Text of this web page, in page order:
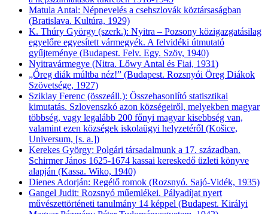
Matula Antal: Népnevelés a csehszlovák köztársaságban
(Bratislava. Kultúra, 1929)
K. Thúry György (szerk.): Nyitra – Pozsony közigazgatásilag
egyelőre egyesített vármegyék. A felvidéki útmutató
gyűjteménye (Budapest. Felv. Egy. Szöv, 1940)
Nyitravármegye (Nitra. Lőwy Antal és Fiai, 1931)
„Öreg diák múltba néz!” (Budapest. Rozsnyói Öreg Diákok
Szövetsége, 1927)
Sziklay Ferenc (összeáll.): Összehasonlító statisztikai
kimutatás. Szlovenszkó azon községeiről, melyekben magyar
többség, vagy legalább 200 főnyi magyar kisebbség van,
valamint ezen községek iskolaügyi helyzetéről (Košice,
Universum, [s. a.])
Kerekes György: Polgári társadalmunk a 17. században.
Schirmer János 1625-1674 kassai kereskedő üzleti könyve
alapján (Kassa. Wiko, 1940)
Dienes Adorján: Regélő romok (Rozsnyó. Sajó-Vidék, 1935)
Gangel Judit: Rozsnyó műemlékei. Pályadíjat nyert
művészettörténeti tanulmány 14 képpel (Budapest. Királyi